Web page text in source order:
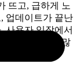
뜨고, 급하게 노
업데이트가 끝난
사용자 입장에서
느껴질 때가 많